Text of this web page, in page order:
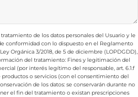
tratamiento de los datos personales del Usuario y le
conformidad con lo dispuesto en el Reglamento
Orgánica 3/2018, de 5 de diciembre (LOPDGDD),
del tratamiento: Fines y legitimación del
(por interés legítimo del responsable, art. 6.1.f
o servicios (con el consentimiento del
de los datos: se conservarán durante no
el fin del tratamiento o existan prescripciones